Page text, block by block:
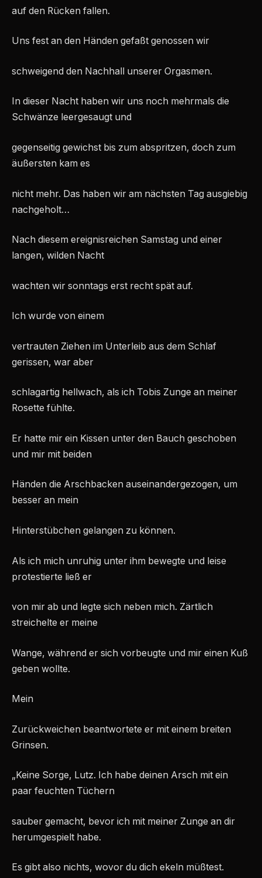
auf den Rücken fallen.
Uns fest an den Händen gefaßt genossen wir
schweigend den Nachhall unserer Orgasmen.
In dieser Nacht haben wir uns noch mehrmals die
Schwänze leergesaugt und
gegenseitig gewichst bis zum abspritzen, doch zum
äußersten kam es
nicht mehr. Das haben wir am nächsten Tag ausgiebig
nachgeholt…
Nach diesem ereignisreichen Samstag und einer
langen, wilden Nacht
wachten wir sonntags erst recht spät auf.
Ich wurde von einem
vertrauten Ziehen im Unterleib aus dem Schlaf
gerissen, war aber
schlagartig hellwach, als ich Tobis Zunge an meiner
Rosette fühlte.
Er hatte mir ein Kissen unter den Bauch geschoben
und mir mit beiden
Händen die Arschbacken auseinandergezogen, um
besser an mein
Hinterstübchen gelangen zu können.
Als ich mich unruhig unter ihm bewegte und leise
protestierte ließ er
von mir ab und legte sich neben mich. Zärtlich
streichelte er meine
Wange, während er sich vorbeugte und mir einen Kuß
geben wollte.
Mein
Zurückweichen beantwortete er mit einem breiten
Grinsen.
„Keine Sorge, Lutz. Ich habe deinen Arsch mit ein
paar feuchten Tüchern
sauber gemacht, bevor ich mit meiner Zunge an dir
herumgespielt habe.
Es gibt also nichts, wovor du dich ekeln müßtest.